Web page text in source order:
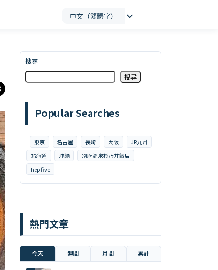
中文（繁體字）
搜尋
搜尋
Popular Searches
東京 名古屋 長崎 大阪
JR九州
北海道
沖繩
別府溫泉杉乃井飯店
hep five
熱門文章
今天 週間 月間 累計